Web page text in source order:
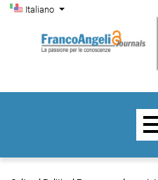
Salta al menu principale di
Salta al contenuto principale
Salta al piè di pagina del sito
Cambia la lingua. La lingua
Italiano
Menu di
Menu